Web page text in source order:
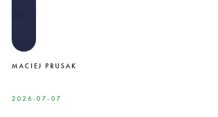
MACIEJ PRUSAK
2026-07-07